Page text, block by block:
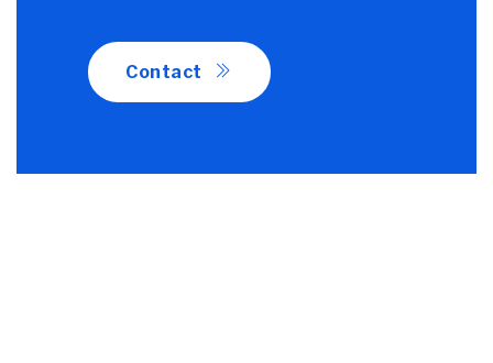
Contact